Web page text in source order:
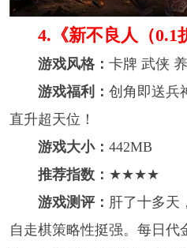
4.《新不良人（0.1
游戏风格： 卡牌 武侠
游戏福利： 创角即送兵
直升超天位！
游戏大小： 442MB
推荐指数： ★★★★
游戏测评： 肝了十多天
自走棋策略性挺强。每日代